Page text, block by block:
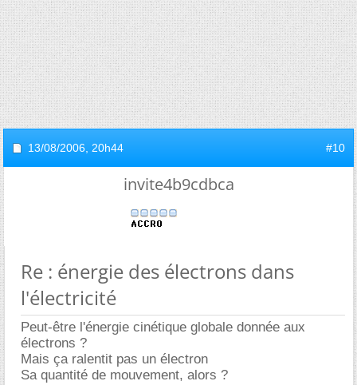
13/08/2006, 20h44 #10
invite4b9cdbca
Re : énergie des électrons dans
l'électricité
Peut-être l'énergie cinétique globale donnée aux
électrons ?
Mais ça ralentit pas un électron
Sa quantité de mouvement, alors ?